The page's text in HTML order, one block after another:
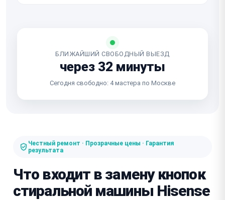
БЛИЖАЙШИЙ СВОБОДНЫЙ ВЫЕЗД
через 32 минуты
Сегодня свободно: 4 мастера по Москве
Честный ремонт · Прозрачные цены · Гарантия
результата
Что входит в замену кнопок
стиральной машины Hisense